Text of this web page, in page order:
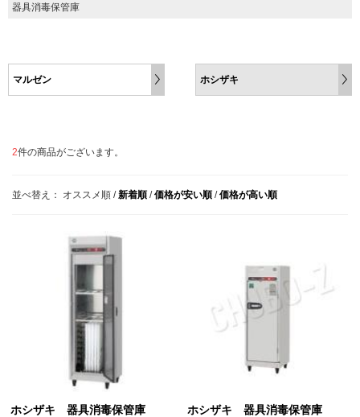
器具消毒保管庫
マルゼン ホシザキ
2件の商品がございます。
並べ替え： オススメ順 /新着順 /価格が安い順 /価格が高い順
ホシザキ 器具消毒保管庫
ホシザキ 器具消毒保管庫